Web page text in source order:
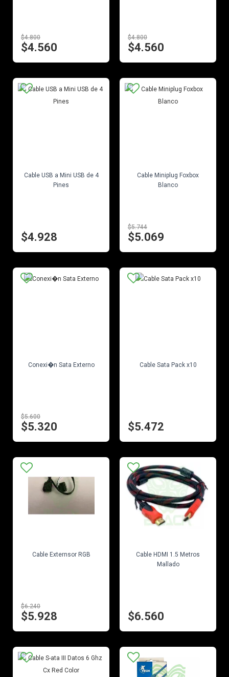
$4.800
$4.560
$4.800
$4.560
Cable USB a Mini USB de 4
Pines
$4.928
Cable Miniplug Foxbox
Blanco
$5.744
$5.069
Conexi�n Sata Externo
$5.600
$5.320
Cable Sata Pack x10
$5.472
Cable Externsor RGB
$6.240
$5.928
Cable HDMI 1.5 Metros
Mallado
$6.560